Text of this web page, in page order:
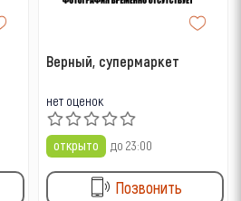
Верный, супермаркет
нет оценок
открыто до 23:00
Позвонить